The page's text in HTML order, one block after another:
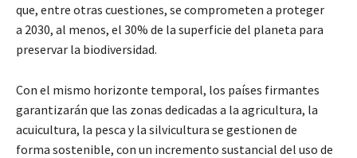
que, entre otras cuestiones, se comprometen a proteger
a 2030, al menos, el 30% de la superficie del planeta para
preservar la biodiversidad.
Con el mismo horizonte temporal, los países firmantes
garantizarán que las zonas dedicadas a la agricultura, la
acuicultura, la pesca y la silvicultura se gestionen de
forma sostenible, con un incremento sustancial del uso de